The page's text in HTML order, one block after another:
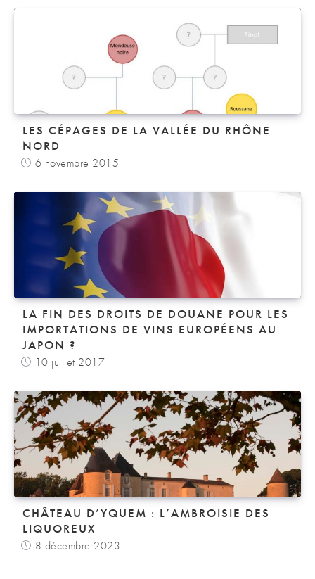
LES CÉPAGES DE LA VALLÉE DU RHÔNE
NORD
6 novembre 2015
LA FIN DES DROITS DE DOUANE POUR LES
IMPORTATIONS DE VINS EUROPÉENS AU
JAPON ?
10 juillet 2017
CHÂTEAU D’YQUEM : L’AMBROISIE DES
LIQUOREUX
8 décembre 2023